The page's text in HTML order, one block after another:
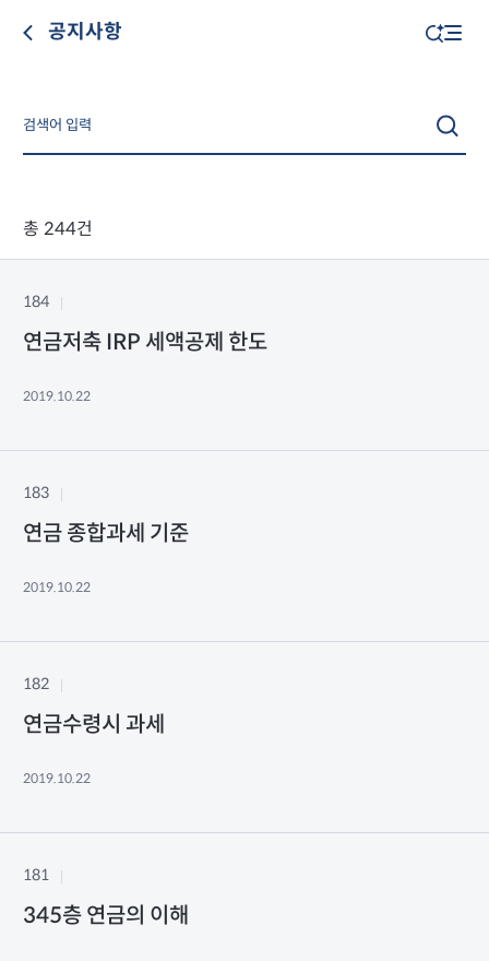
공지사항
총 244건
184
연금저축 IRP 세액공제 한도
2019.10.22
183
연금 종합과세 기준
2019.10.22
182
연금수령시 과세
2019.10.22
181
345층 연금의 이해